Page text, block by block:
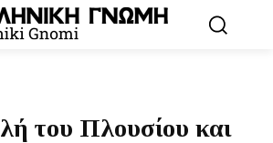
του Πλουσίου και